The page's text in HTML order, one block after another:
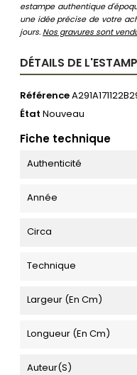
estampe authentique
une idée précise de votre
jours. Nos gravures sont
DÉTAILS DE
Référence
État Nouveau
Fiche technique
Authenticité
Année
Circa
Technique
Largeur (en Cm)
Longueur (en Cm)
Auteur(s)